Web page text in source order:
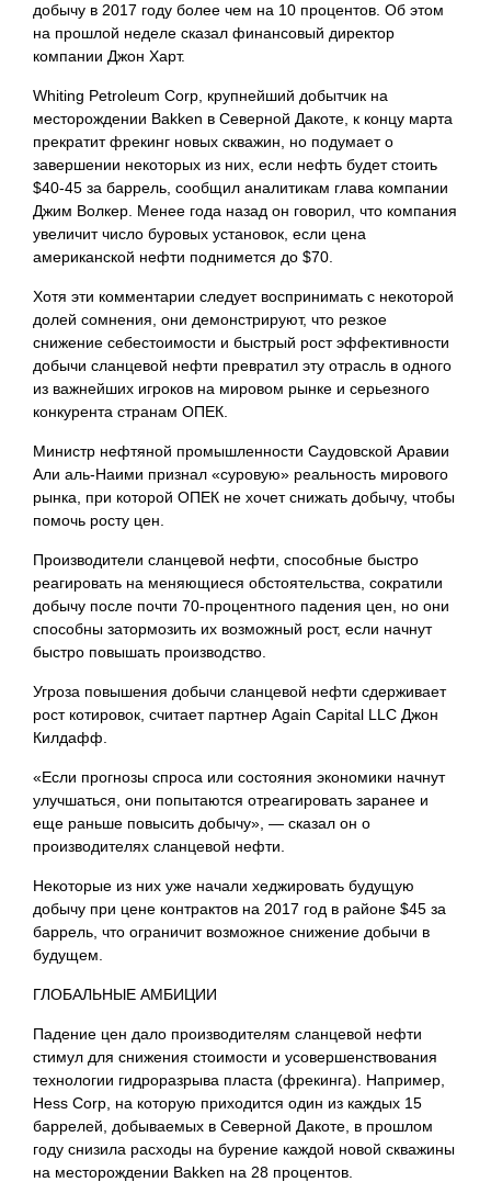
добычу в 2017 году более чем на 10 процентов. Об этом
на прошлой неделе сказал финансовый директор
компании Джон Харт.
Whiting Petroleum Corp, крупнейший добытчик на
месторождении Bakken в Северной Дакоте, к концу марта
прекратит фрекинг новых скважин, но подумает о
завершении некоторых из них, если нефть будет стоить
$40-45 за баррель, сообщил аналитикам глава компании
Джим Волкер. Менее года назад он говорил, что компания
увеличит число буровых установок, если цена
американской нефти поднимется до $70.
Хотя эти комментарии следует воспринимать с некоторой
долей сомнения, они демонстрируют, что резкое
снижение себестоимости и быстрый рост эффективности
добычи сланцевой нефти превратил эту отрасль в одного
из важнейших игроков на мировом рынке и серьезного
конкурента странам ОПЕК.
Министр нефтяной промышленности Саудовской Аравии
Али аль-Наими признал «суровую» реальность мирового
рынка, при которой ОПЕК не хочет снижать добычу, чтобы
помочь росту цен.
Производители сланцевой нефти, способные быстро
реагировать на меняющиеся обстоятельства, сократили
добычу после почти 70-процентного падения цен, но они
способны затормозить их возможный рост, если начнут
быстро повышать производство.
Угроза повышения добычи сланцевой нефти сдерживает
рост котировок, считает партнер Again Capital LLC Джон
Килдафф.
«Если прогнозы спроса или состояния экономики начнут
улучшаться, они попытаются отреагировать заранее и
еще раньше повысить добычу», — сказал он о
производителях сланцевой нефти.
Некоторые из них уже начали хеджировать будущую
добычу при цене контрактов на 2017 год в районе $45 за
баррель, что ограничит возможное снижение добычи в
будущем.
ГЛОБАЛЬНЫЕ АМБИЦИИ
Падение цен дало производителям сланцевой нефти
стимул для снижения стоимости и усовершенствования
технологии гидроразрыва пласта (фрекинга). Например,
Hess Corp, на которую приходится один из каждых 15
баррелей, добываемых в Северной Дакоте, в прошлом
году снизила расходы на бурение каждой новой скважины
на месторождении Bakken на 28 процентов.